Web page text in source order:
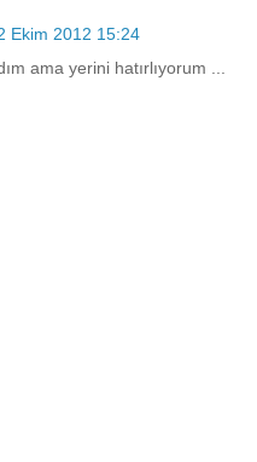
Ekim 2012 15:24
ama yerini hatırlıyorum ...